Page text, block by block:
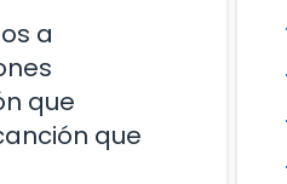
a
que
que